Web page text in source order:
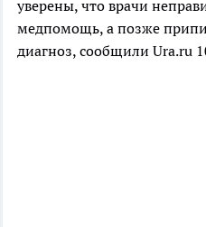
уверены, что врачи
медпомощь, а позже
диагноз, сообщили Ura.ru